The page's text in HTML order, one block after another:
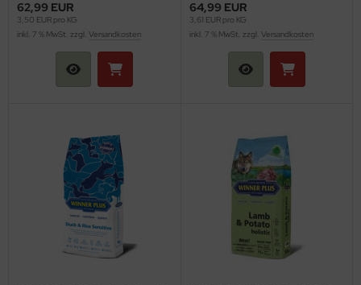
62,99 EUR
3,50 EUR pro KG
inkl. 7 % MwSt. zzgl. Versandkosten
64,99 EUR
3,61 EUR pro KG
inkl. 7 % MwSt. zzgl. Versandkosten